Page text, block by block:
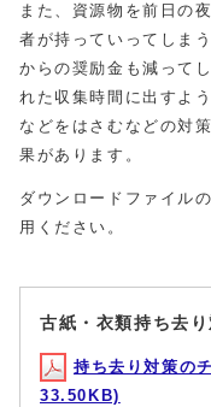
また、資源物を前日の
者が持っていってしま
からの奨励金も減って
れた収集時間に出すよ
などをはさむなどの対
果があります。
ダウンロードファイルの
用ください。
古紙・衣類持ち去
持ち去り対策の
33.50KB)